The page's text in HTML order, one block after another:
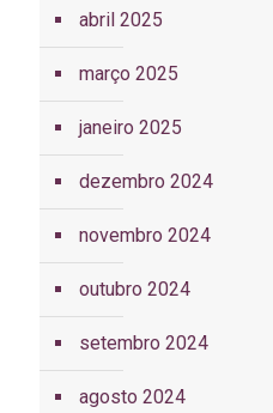
abril 2025
março 2025
janeiro 2025
dezembro 2024
novembro 2024
outubro 2024
setembro 2024
agosto 2024